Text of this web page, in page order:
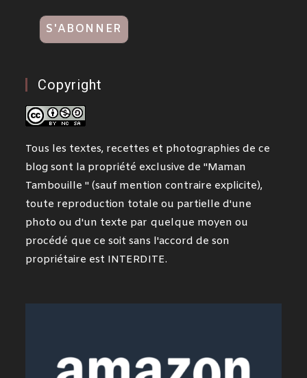
Copyright
Tous les textes, recettes et photographies de ce
blog sont la propriété exclusive de "Maman
Tambouille " (sauf mention contraire explicite),
toute reproduction totale ou partielle d'une
photo ou d'un texte par quelque moyen ou
procédé que ce soit sans l'accord de son
propriétaire est INTERDITE.